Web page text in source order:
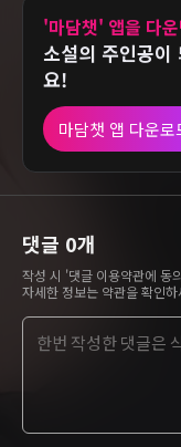
'마담챗' 앱을 다
소설의 주인공이
요!
마담챗 앱 다운로
댓글 0개
작성 시 '댓글 이용약관에 동
자세한 정보는 약관을 확인